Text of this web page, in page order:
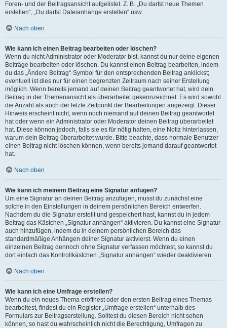
Foren- und der Beitragsansicht aufgelistet. Z. B. „Du darfst neue Themen
erstellen“, „Du darfst Dateianhänge erstellen“ usw.
Nach oben
Wie kann ich einen Beitrag bearbeiten oder löschen?
Wenn du nicht Administrator oder Moderator bist, kannst du nur deine eigenen
Beiträge bearbeiten oder löschen. Du kannst einen Beitrag bearbeiten, indem
du das „Ändere Beitrag“-Symbol für den entsprechenden Beitrag anklickst;
eventuell ist dies nur für einen begrenzten Zeitraum nach seiner Erstellung
möglich. Wenn bereits jemand auf deinen Beitrag geantwortet hat, wird dein
Beitrag in der Themenansicht als überarbeitet gekennzeichnet. Es wird sowohl
die Anzahl als auch der letzte Zeitpunkt der Bearbeitungen angezeigt. Dieser
Hinweis erscheint nicht, wenn noch niemand auf deinen Beitrag geantwortet
hat oder wenn ein Administrator oder Moderator deinen Beitrag überarbeitet
hat. Diese können jedoch, falls sie es für nötig halten, eine Notiz hinterlassen,
warum dein Beitrag überarbeitet wurde. Bitte beachte, dass normale Benutzer
einen Beitrag nicht löschen können, wenn bereits jemand darauf geantwortet
hat.
Nach oben
Wie kann ich meinem Beitrag eine Signatur anfügen?
Um eine Signatur an deinen Beitrag anzufügen, musst du zunächst eine
solche in den Einstellungen in deinem persönlichen Bereich entwerfen.
Nachdem du die Signatur erstellt und gespeichert hast, kannst du in jedem
Beitrag das Kästchen „Signatur anhängen“ aktivieren. Du kannst eine Signatur
auch hinzufügen, indem du in deinem persönlichen Bereich das
standardmäßige Anhängen deiner Signatur aktivierst. Wenn du einen
einzelnen Beitrag dennoch ohne Signatur verfassen möchtest, so kannst du
dort einfach das Kontrollkästchen „Signatur anhängen“ wieder deaktivieren.
Nach oben
Wie kann ich eine Umfrage erstellen?
Wenn du ein neues Thema eröffnest oder den ersten Beitrag eines Themas
bearbeitest, findest du ein Register „Umfrage erstellen“ unterhalb des
Formulars zur Beitragserstellung. Solltest du diesen Bereich nicht sehen
können, so hast du wahrscheinlich nicht die Berechtigung, Umfragen zu